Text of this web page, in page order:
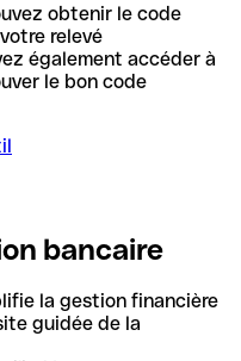
obtenir le code
relevé
également accéder à
le bon code
bancaire
la gestion financière
guidée de la